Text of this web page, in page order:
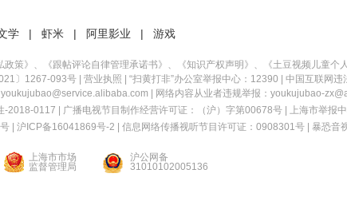
学 | 虾米 | 阿里影业 | 游戏
政策》、《跟帖评论自律管理承诺书》、《知识产权声明》、《土豆视频儿童个
〕1267-093号 | 营业执照 | “扫黄打非”办公室举报中心：12390 | 中国互联网违
| 网络内容从业者违规举报：youkujubao-
2018-0117 | 广播电视节目制作经营许可证：（沪）字第00678号 |
上海市举报
| 沪ICP备16041869号-2 | 信息网络传播视听节目许可证：0908301号 | 暴恐音
上海市市场
监督管理局
沪公网备
31010102005136